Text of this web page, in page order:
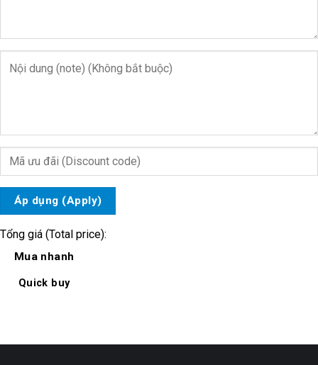
Áp dụng (Apply)
Tổng giá (Total price):
Mua nhanh
Quick buy